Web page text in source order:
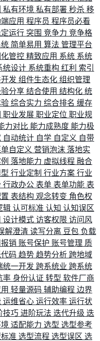
私有环境 私有部署 秒杀 移
应用 程序员 程序员必看
运行 突围 竞争力 竞争格
简单易用 算法 管理平台
管控 精致应用 系统 系统
统设计 系统重构 红利 索引
发 组件生态化 组织管理
分享 结合使用 结构化 统
综合实力 综合排名 缓存
职业发展 职业定位 职业规
力对比 能力成熟度 能力极
自动统计 自学 自定义 自带
自定义 营销泡沫 落地实
落地能力 虚拟线程 融合
行业定制 行业方案 行业
行政办公 表单 表单功能 表
表结构 观念转变 角色权
辑 认可标准 认知 认知误区
设计模式 访客权限 访问风
解澄清 读写分离 豆包 负载
销 账号保护 账号管理 质
码 趋势 趋势分析 跨地域
统一开发 跨系统业 跨系统
率 身份认证 转型 软件厂商
轻量源码 辅助编程 边界
运维省心 运行效率 运行状
技巧 进阶玩法 迭代升级 迭
适配能力 选型 选型参考
准 选型流程 选型误区 选